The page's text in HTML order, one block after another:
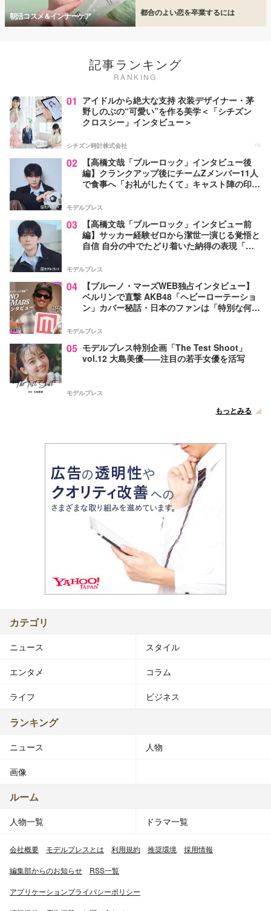
朝活コスメ＆インナーケア 都合のよい恋を卒業するには
記事ランキング
RANKING
01 アイドルから絶大な支持 衣装デザイナー・茅
野しのぶの“可愛い”を作る美学＜「シチズン
クロスシー」インタビュー＞
シチズン時計株式会社 PR
02
【高橋文哉「ブルーロック」インタビュー後
編】クランクアップ後にチームZメンバー11人
で食事へ「お礼がしたくて」キャスト陣の印象
モデルプレス
03
【高橋文哉「ブルーロック」インタビュー前
編】サッカー経験ゼロから潔世一演じる覚悟と
自信 自分の中でたどり着いた納得の表現「一
モデルプレス
04
【ブルーノ・マーズWEB独占インタビュー】
ベルリンで直撃 AKB48「ヘビーローテーショ
ン」カバー秘話・日本のファンは「特別な何か
モデルプレス
05 モデルプレス特別企画「The Test Shoot」
vol.12 大島美優――注目の若手女優を活写
モデルプレス
もっとみる
カテゴリ
ニュース スタイル
エンタメ コラム
ライフ ビジネス
ランキング
ニュース 人物
画像
ルーム
人物一覧 ドラマ一覧
会社概要 モデルプレスとは 利用規約 推奨環境 採用情報
編集部からのお知らせ RSS一覧
アプリケーションプライバシーポリシー